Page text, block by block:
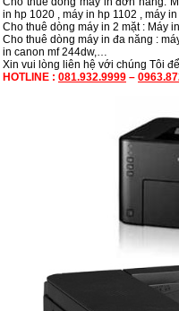
in hp 1020 , máy in hp 1102 , máy
Cho thuê dòng máy in 2 mặt : Máy
Cho thuê dòng máy in đa năng :
in canon mf 244dw,…
Xin vui lòng liên hệ với chúng Tôi
HOTLINE : 081.932.9999 –